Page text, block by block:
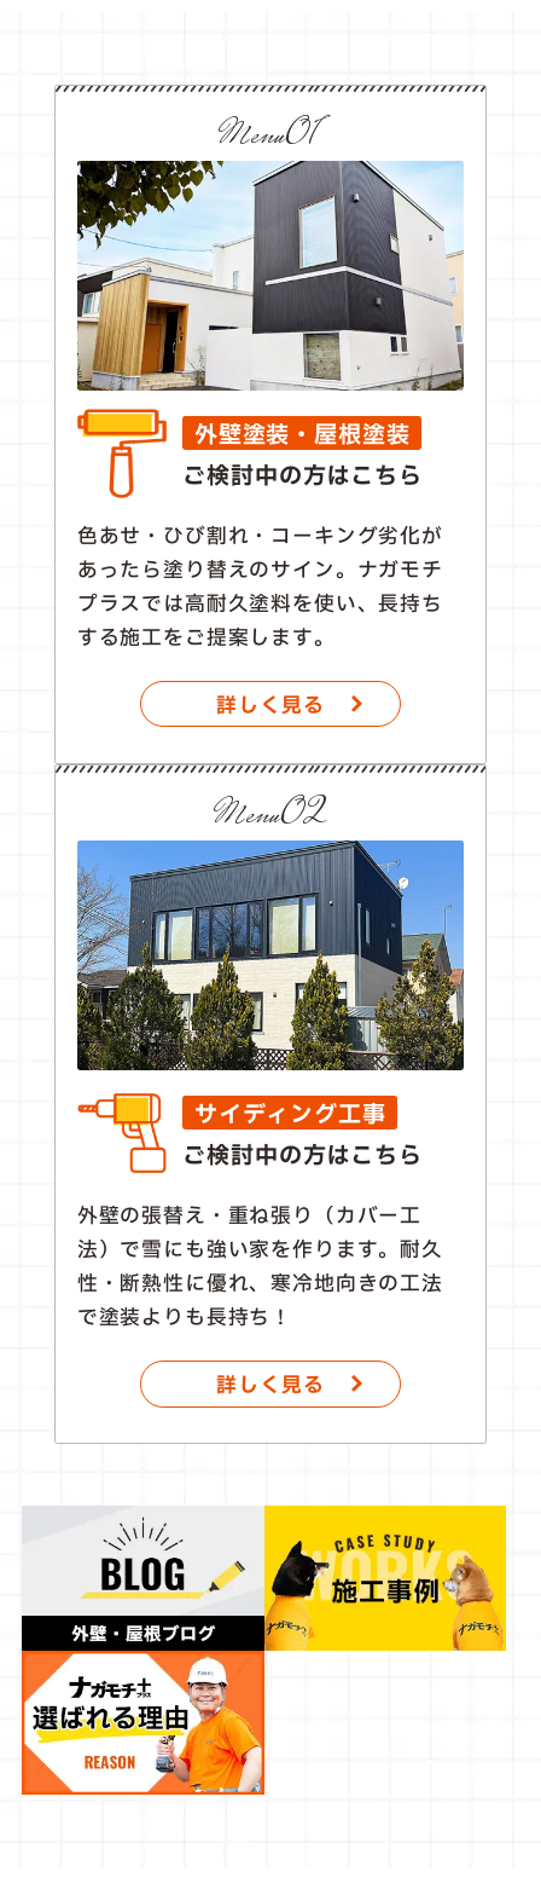
Menu01
外壁塗装・屋根塗装
ご検討中の方はこちら
色あせ・ひび割れ・コーキング劣化が
あったら塗り替えのサイン。ナガモチ
プラスでは高耐久塗料を使い、長持ち
する施工をご提案します。
詳しく見る
Menu02
サイディング工事
ご検討中の方はこちら
外壁の張替え・重ね張り（カバー工
法）で雪にも強い家を作ります。耐久
性・断熱性に優れ、寒冷地向きの工法
で塗装よりも長持ち！
詳しく見る